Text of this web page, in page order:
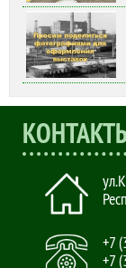
+7
+7